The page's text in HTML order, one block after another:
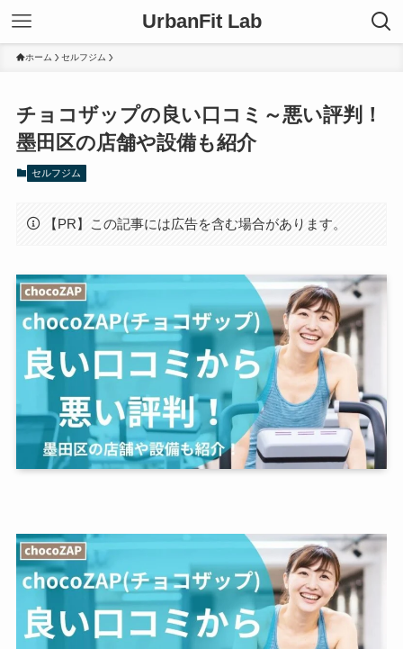
UrbanFit Lab
ホーム セルフジム
チョコザップの良い口コミ～悪い評判！
墨田区の店舗や設備も紹介
セルフジム
【PR】この記事には広告を含む場合があります。